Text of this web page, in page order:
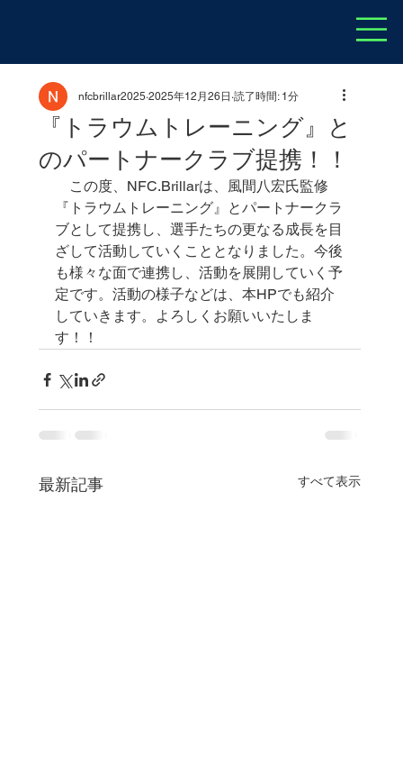
『トラウムトレーニング』と
のパートナークラブ提携！！
nfcbrillar2025 2025年12月26日 読了時間: 1分
この度、NFC.Brillarは、風間八宏氏監修
『トラウムトレーニング』とパートナークラ
ブとして提携し、選手たちの更なる成長を目
ざして活動していくこととなりました。今後
も様々な面で連携し、活動を展開していく予
定です。活動の様子などは、本HPでも紹介
していきます。よろしくお願いいたしま
す！！
最新記事 すべて表示